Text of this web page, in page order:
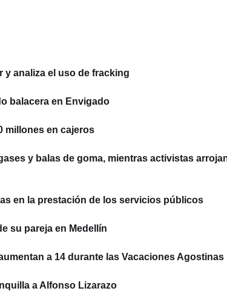
y analiza el uso de fracking
balacera en Envigado
millones en cajeros
y balas de goma, mientras activistas
en la prestación de los servicios públicos
su pareja en Medellín
a 14 durante las Vacaciones Agostinas
a Alfonso Lizarazo